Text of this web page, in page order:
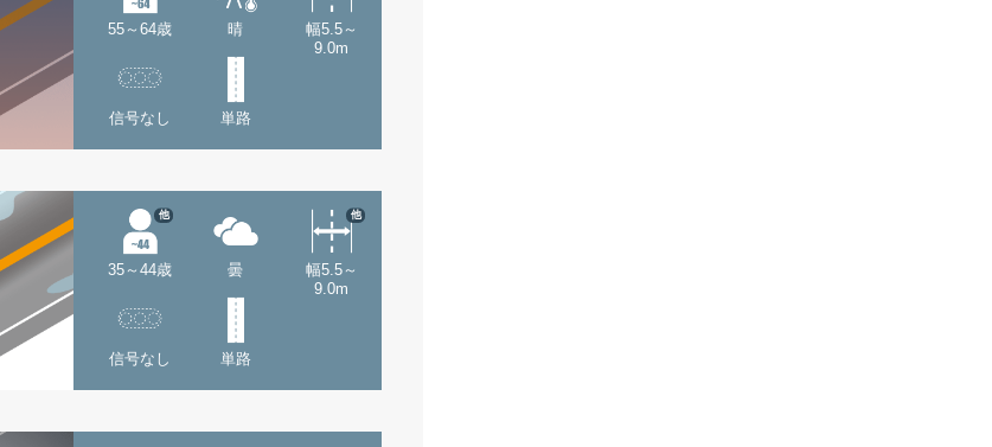
55～64歳 晴
幅5.5～
9.0m
信号なし 単路
35～44歳
他
曇
幅5.5～
9.0m
他
信号なし 単路